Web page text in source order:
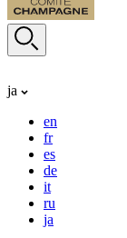
ja
en
fr
es
de
it
ru
ja